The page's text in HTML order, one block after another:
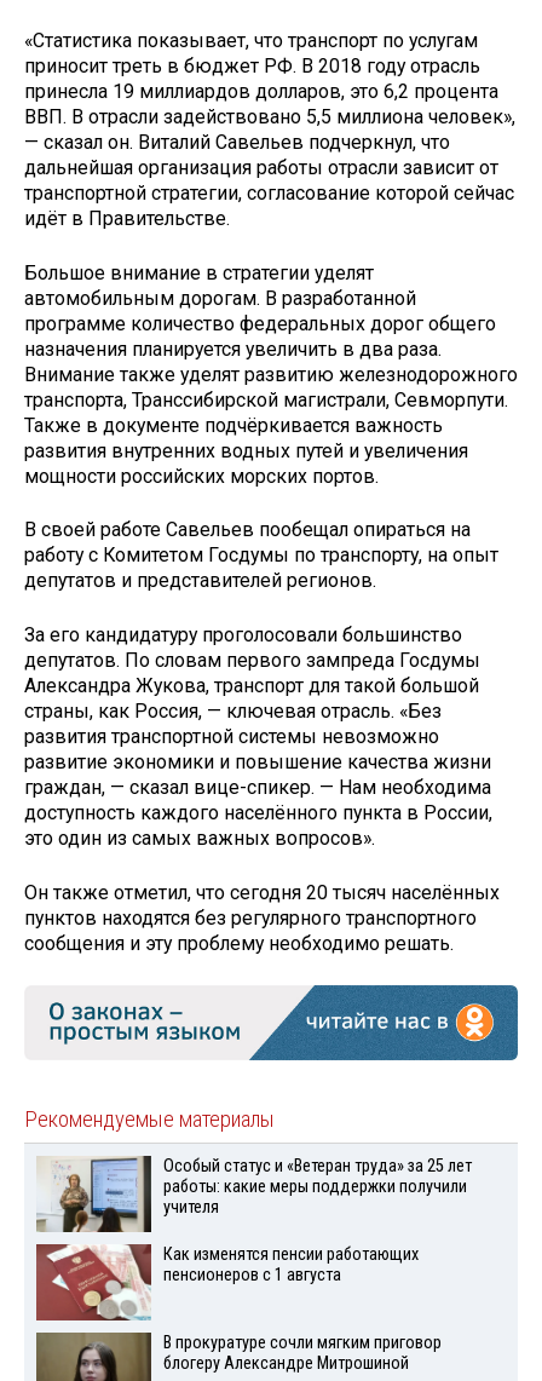
«Статистика показывает, что транспорт по услугам
приносит треть в бюджет РФ. В 2018 году отрасль
принесла 19 миллиардов долларов, это 6,2 процента
ВВП. В отрасли задействовано 5,5 миллиона человек»,
— сказал он. Виталий Савельев подчеркнул, что
дальнейшая организация работы отрасли зависит от
транспортной стратегии, согласование которой сейчас
идёт в Правительстве.
Большое внимание в стратегии уделят
автомобильным дорогам. В разработанной
программе количество федеральных дорог общего
назначения планируется увеличить в два раза.
Внимание также уделят развитию железнодорожного
транспорта, Транссибирской магистрали, Севморпути.
Также в документе подчёркивается важность
развития внутренних водных путей и увеличения
мощности российских морских портов.
В своей работе Савельев пообещал опираться на
работу с Комитетом Госдумы по транспорту, на опыт
депутатов и представителей регионов.
За его кандидатуру проголосовали большинство
депутатов. По словам первого зампреда Госдумы
Александра Жукова, транспорт для такой большой
страны, как Россия, — ключевая отрасль. «Без
развития транспортной системы невозможно
развитие экономики и повышение качества жизни
граждан, — сказал вице-спикер. — Нам необходима
доступность каждого населённого пункта в России,
это один из самых важных вопросов».
Он также отметил, что сегодня 20 тысяч населённых
пунктов находятся без регулярного транспортного
сообщения и эту проблему необходимо решать.
Рекомендуемые материалы
Особый статус и «Ветеран труда» за 25 лет
работы: какие меры поддержки получили
учителя
Как изменятся пенсии работающих
пенсионеров с 1 августа
В прокуратуре сочли мягким приговор
блогеру Александре Митрошиной